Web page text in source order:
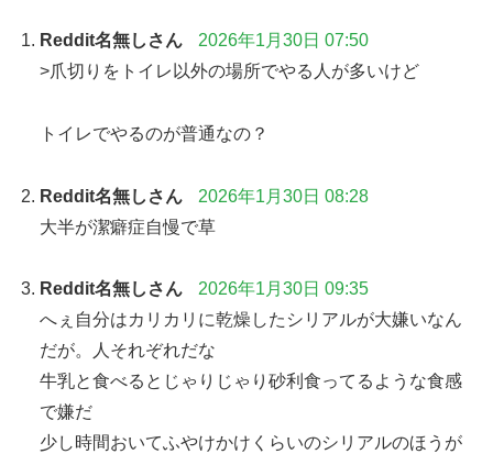
Reddit名無しさん
2026年1月30日 07:50
>爪切りをトイレ以外の場所でやる人が多いけど
トイレでやるのが普通なの？
Reddit名無しさん
2026年1月30日 08:28
大半が潔癖症自慢で草
Reddit名無しさん
2026年1月30日 09:35
へぇ自分はカリカリに乾燥したシリアルが大嫌いなん
だが。人それぞれだな
牛乳と食べるとじゃりじゃり砂利食ってるような食感
で嫌だ
少し時間おいてふやけかけくらいのシリアルのほうが